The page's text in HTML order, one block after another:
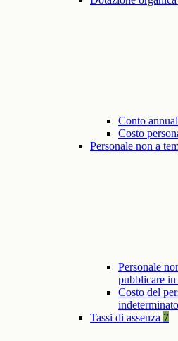
Conto
Costo
Personale non a
Personale
pubblicare in
Costo del
Tassi di assenza 7